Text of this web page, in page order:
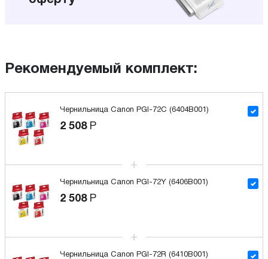
Рекомендуемый комплект:
Чернильница Canon PGI-72C (6404B001)
2 508 Р
Чернильница Canon PGI-72Y (6406B001)
2 508 Р
Чернильница Canon PGI-72R (6410B001)